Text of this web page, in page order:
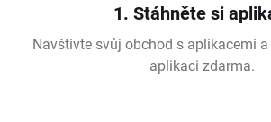
1. Stáhněte si
Navštivte svůj obchod s aplikacemi
aplikaci zdarma.